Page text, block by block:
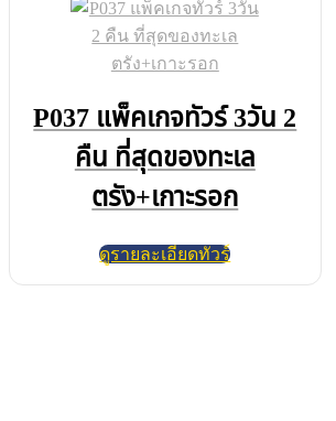
P037 แพ็คเกจทัวร์ 3วัน 2
คืน ที่สุดของทะเล
ตรัง+เกาะรอก
ดูรายละเอียดทัวร์